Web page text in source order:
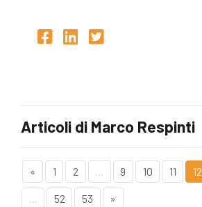
Articoli di Marco Respinti
« 1 2 9 10 11 12
... 52 53 »